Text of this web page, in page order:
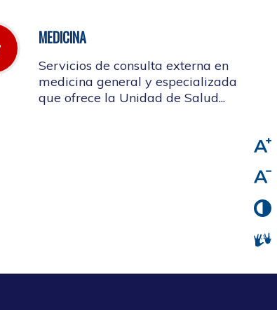
MEDICINA
Servicios de consulta externa en
medicina general y especializada
que ofrece la Unidad de Salud...